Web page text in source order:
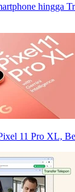
hingga
11 Pro XL,